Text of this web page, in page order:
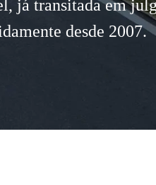
já transitada em
desde 2007.